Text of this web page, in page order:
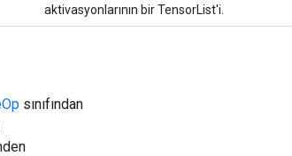
aktivasyonlarının bir TensorList'i.
sınıfından